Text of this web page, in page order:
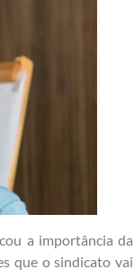
a importância da
que o sindicato vai